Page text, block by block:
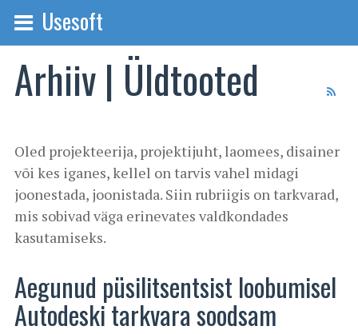
Usesoft
Arhiiv | Üldtooted
Oled projekteerija, projektijuht, laomees, disainer
või kes iganes, kellel on tarvis vahel midagi
joonestada, joonistada. Siin rubriigis on tarkvarad,
mis sobivad väga erinevates valdkondades
kasutamiseks.
Aegunud püsilitsentsist loobumisel
Autodeski tarkvara soodsam